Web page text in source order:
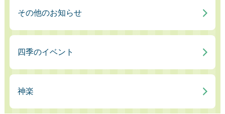
その他のお知らせ
四季のイベント
神楽